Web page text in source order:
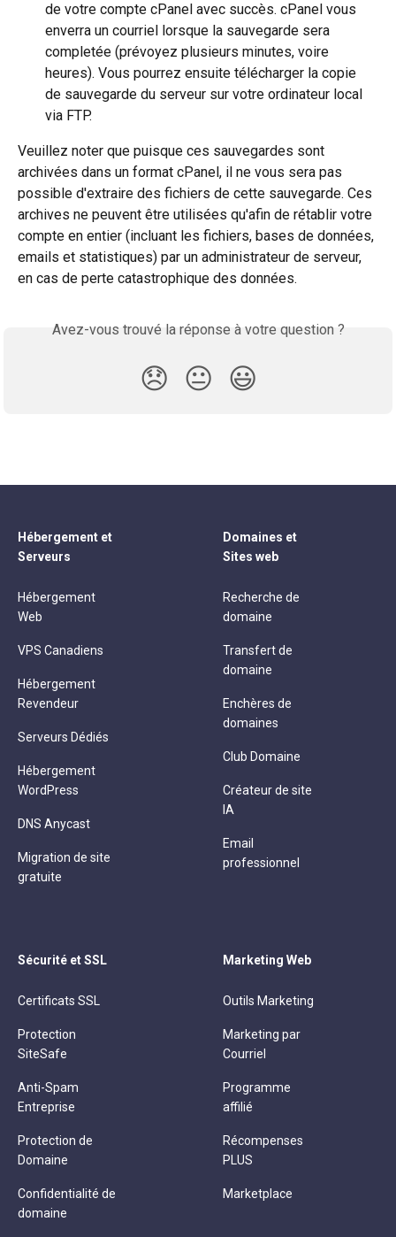
de votre compte cPanel avec succès. cPanel vous
enverra un courriel lorsque la sauvegarde sera
completée (prévoyez plusieurs minutes, voire
heures). Vous pourrez ensuite télécharger la copie
de sauvegarde du serveur sur votre ordinateur local
via FTP.
Veuillez noter que puisque ces sauvegardes sont
archivées dans un format cPanel, il ne vous sera pas
possible d'extraire des fichiers de cette sauvegarde. Ces
archives ne peuvent être utilisées qu'afin de rétablir votre
compte en entier (incluant les fichiers, bases de données,
emails et statistiques) par un administrateur de serveur,
en cas de perte catastrophique des données.
Avez-vous trouvé la réponse à votre question ?
😞 😐 😃
Hébergement et
Serveurs
Hébergement
Web
VPS Canadiens
Hébergement
Revendeur
Serveurs Dédiés
Hébergement
WordPress
DNS Anycast
Migration de site
gratuite
Domaines et
Sites web
Recherche de
domaine
Transfert de
domaine
Enchères de
domaines
Club Domaine
Créateur de site
IA
Email
professionnel
Sécurité et SSL
Certificats SSL
Protection
SiteSafe
Anti-Spam
Entreprise
Protection de
Domaine
Confidentialité de
domaine
Marketing Web
Outils Marketing
Marketing par
Courriel
Programme
affilié
Récompenses
PLUS
Marketplace